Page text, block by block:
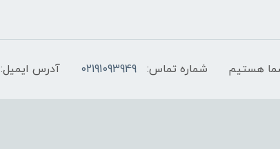
شماره تماس: 02191093949 آدرس ایمیل: